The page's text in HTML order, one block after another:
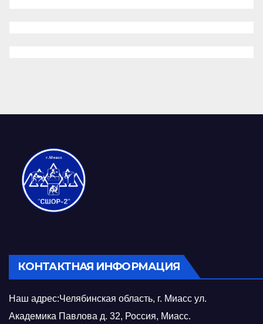
КОНТАКТНАЯ ИНФОРМАЦИЯ
Наш адрес:Челябинская область, г. Миасс ул.
Академика Павлова д. 32, Россия, Миасс.